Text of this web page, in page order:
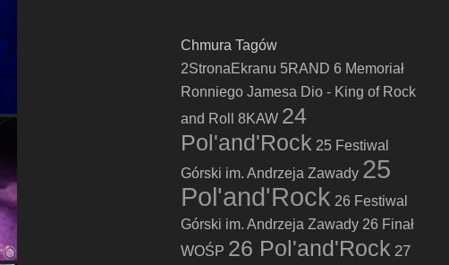
Chmura Tagów
2StronaEkranu 5RAND 6 Memoriał
Ronniego Jamesa Dio - King of Rock
and Roll
8KAW 24
Pol'and'Rock 25 Festiwal
Górski im. Andrzeja Zawady 25
Pol'and'Rock 26 Festiwal
Górski im. Andrzeja Zawady 26 Finał
WOŚP 26 Pol'and'Rock 27